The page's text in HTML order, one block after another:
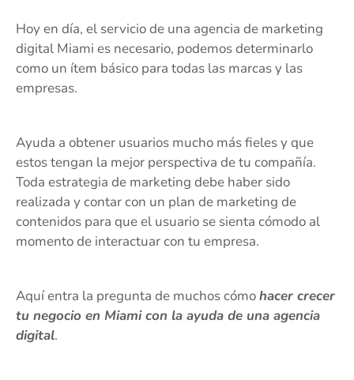
Hoy en día, el servicio de una agencia de marketing
digital Miami es necesario, podemos determinarlo
como un ítem básico para todas las marcas y las
empresas.
Ayuda a obtener usuarios mucho más fieles y que
estos tengan la mejor perspectiva de tu compañía.
Toda estrategia de marketing debe haber sido
realizada y contar con un plan de marketing de
contenidos para que el usuario se sienta cómodo al
momento de interactuar con tu empresa.
Aquí entra la pregunta de muchos cómohacer crecer
tu negocio en Miami con la ayuda de una agencia
digital.